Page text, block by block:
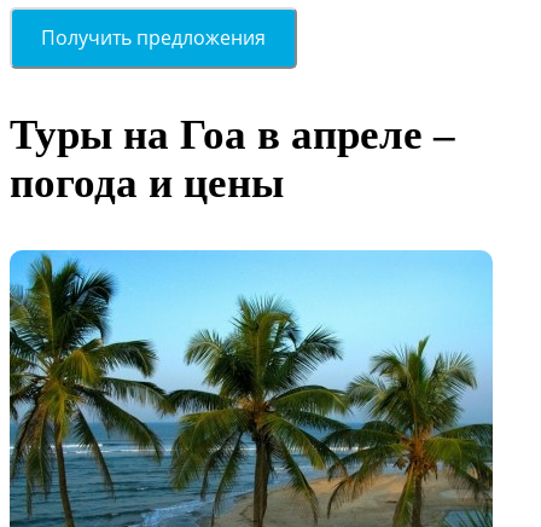
Туры на Гоа в апреле –
погода и цены